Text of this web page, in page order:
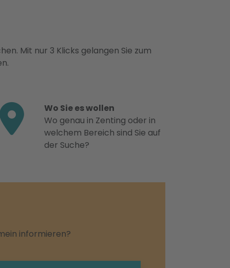
Mit nur 3 Klicks gelangen Sie zum
Wo Sie es wollen
Wo genau in Zenting oder in
welchem Bereich sind Sie auf
der Suche?
informieren?